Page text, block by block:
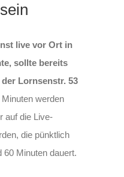
live vor Ort in
sollte bereits
Lornsenstr. 53
werden
auf die Live-
die pünktlich
60 Minuten dauert.